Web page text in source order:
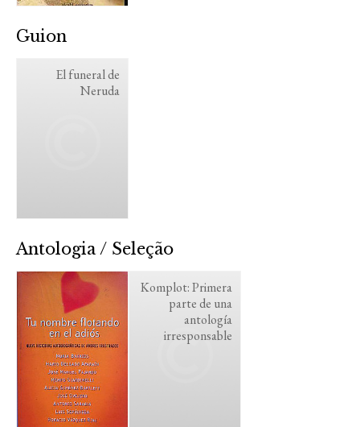
Guion
El funeral de
Neruda
Antologia / Seleção
Komplot: Primera
parte de una
antología
irresponsable